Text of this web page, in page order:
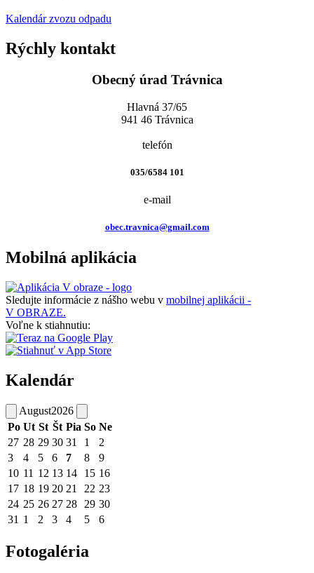
Kalendár zvozu odpadu
Rýchly kontakt
Obecný úrad Trávnica
Hlavná 37/65
941 46 Trávnica
telefón
035/6584 101
e-mail
obec.travnica@gmail.com
Mobilná aplikácia
Sledujte informácie z nášho webu v mobilnej aplikácii -
V OBRAZE.
Voľne k stiahnutiu:
Kalendár
August2026
Po Ut St Št Pia So Ne
27 28 29 30 31 1
2
3
4 5 6 7 8
9
10 11 12 13 14 15 16
17 18 19 20 21 22 23
24 25 26 27 28 29 30
31 1 2 3 4 5 6
Fotogaléria